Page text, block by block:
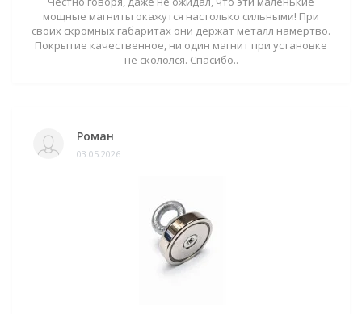
мощные магниты окажутся настолько сильными! При
своих скромных габаритах они держат металл намертво.
Покрытие качественное, ни один магнит при установке
не скололся. Спасибо..
Роман
03.05.2026